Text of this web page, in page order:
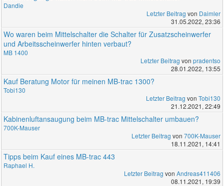
Dandie
Letzter Beitrag von Daimler
31.05.2022, 23:36
Wo waren beim Mittelschalter die Schalter für Zusatzscheinwerfer
und Arbeitsscheinwerfer hinten verbaut?
MB 1400
Letzter Beitrag von pradentso
28.01.2022, 13:55
Kauf Beratung Motor für meinen MB-trac 1300?
Tobi130
Letzter Beitrag von Tobi130
21.12.2021, 22:49
Kabinenluftansaugung beim MB-trac Mittelschalter umbauen?
700K-Mauser
Letzter Beitrag von 700K-Mauser
18.11.2021, 14:41
Tipps beim Kauf eines MB-trac 443
Raphael H.
Letzter Beitrag von Andreas411406
08.11.2021, 19:39